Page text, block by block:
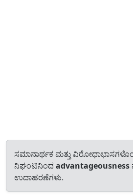
ಸಮಾನಾರ್ಥಕ ಮತ್ತು
ನಿಘಂಟಿನಿಂದ advantageousness
ಉದಾಹರಣೆಗಳು.